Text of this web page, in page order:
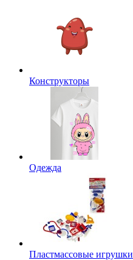
Конструкторы
Одежда
Пластмассовые игрушки